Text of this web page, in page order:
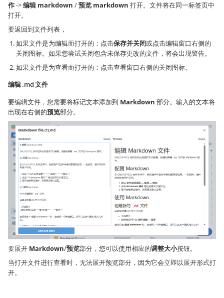
作->编辑 markdown /预览 markdown 打开。文件将在同一标签页中
打开。
要返回到文件列表，
如果文件是为编辑而打开的：点击保存并关闭或点击编辑窗口右侧的
关闭图标。如果您尝试关闭包含未保存更改的文件，将会出现警告。
如果文件是为查看而打开的：点击查看窗口右侧的关闭图标。
编辑 .md 文件
要编辑文件，您需要将标记文本添加到 Markdown 部分。输入的文本将
出现在右侧的预览部分。
要展开 Markdown/预览部分，您可以使用相应的调整大小按钮。
当打开文件进行查看时，无法展开预览部分，因为它会立即以展开形式打
开。